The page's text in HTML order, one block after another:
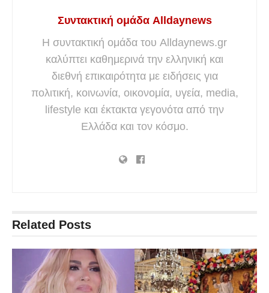
Συντακτική ομάδα Alldaynews
Η συντακτική ομάδα του Alldaynews.gr
καλύπτει καθημερινά την ελληνική και
διεθνή επικαιρότητα με ειδήσεις για
πολιτική, κοινωνία, οικονομία, υγεία, media,
lifestyle και έκτακτα γεγονότα από την
Ελλάδα και τον κόσμο.
Related Posts